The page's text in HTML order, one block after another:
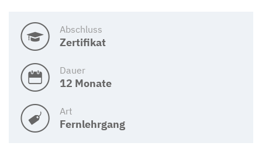
Abschluss
Zertifikat
Dauer
12 Monate
Art
Fernlehrgang